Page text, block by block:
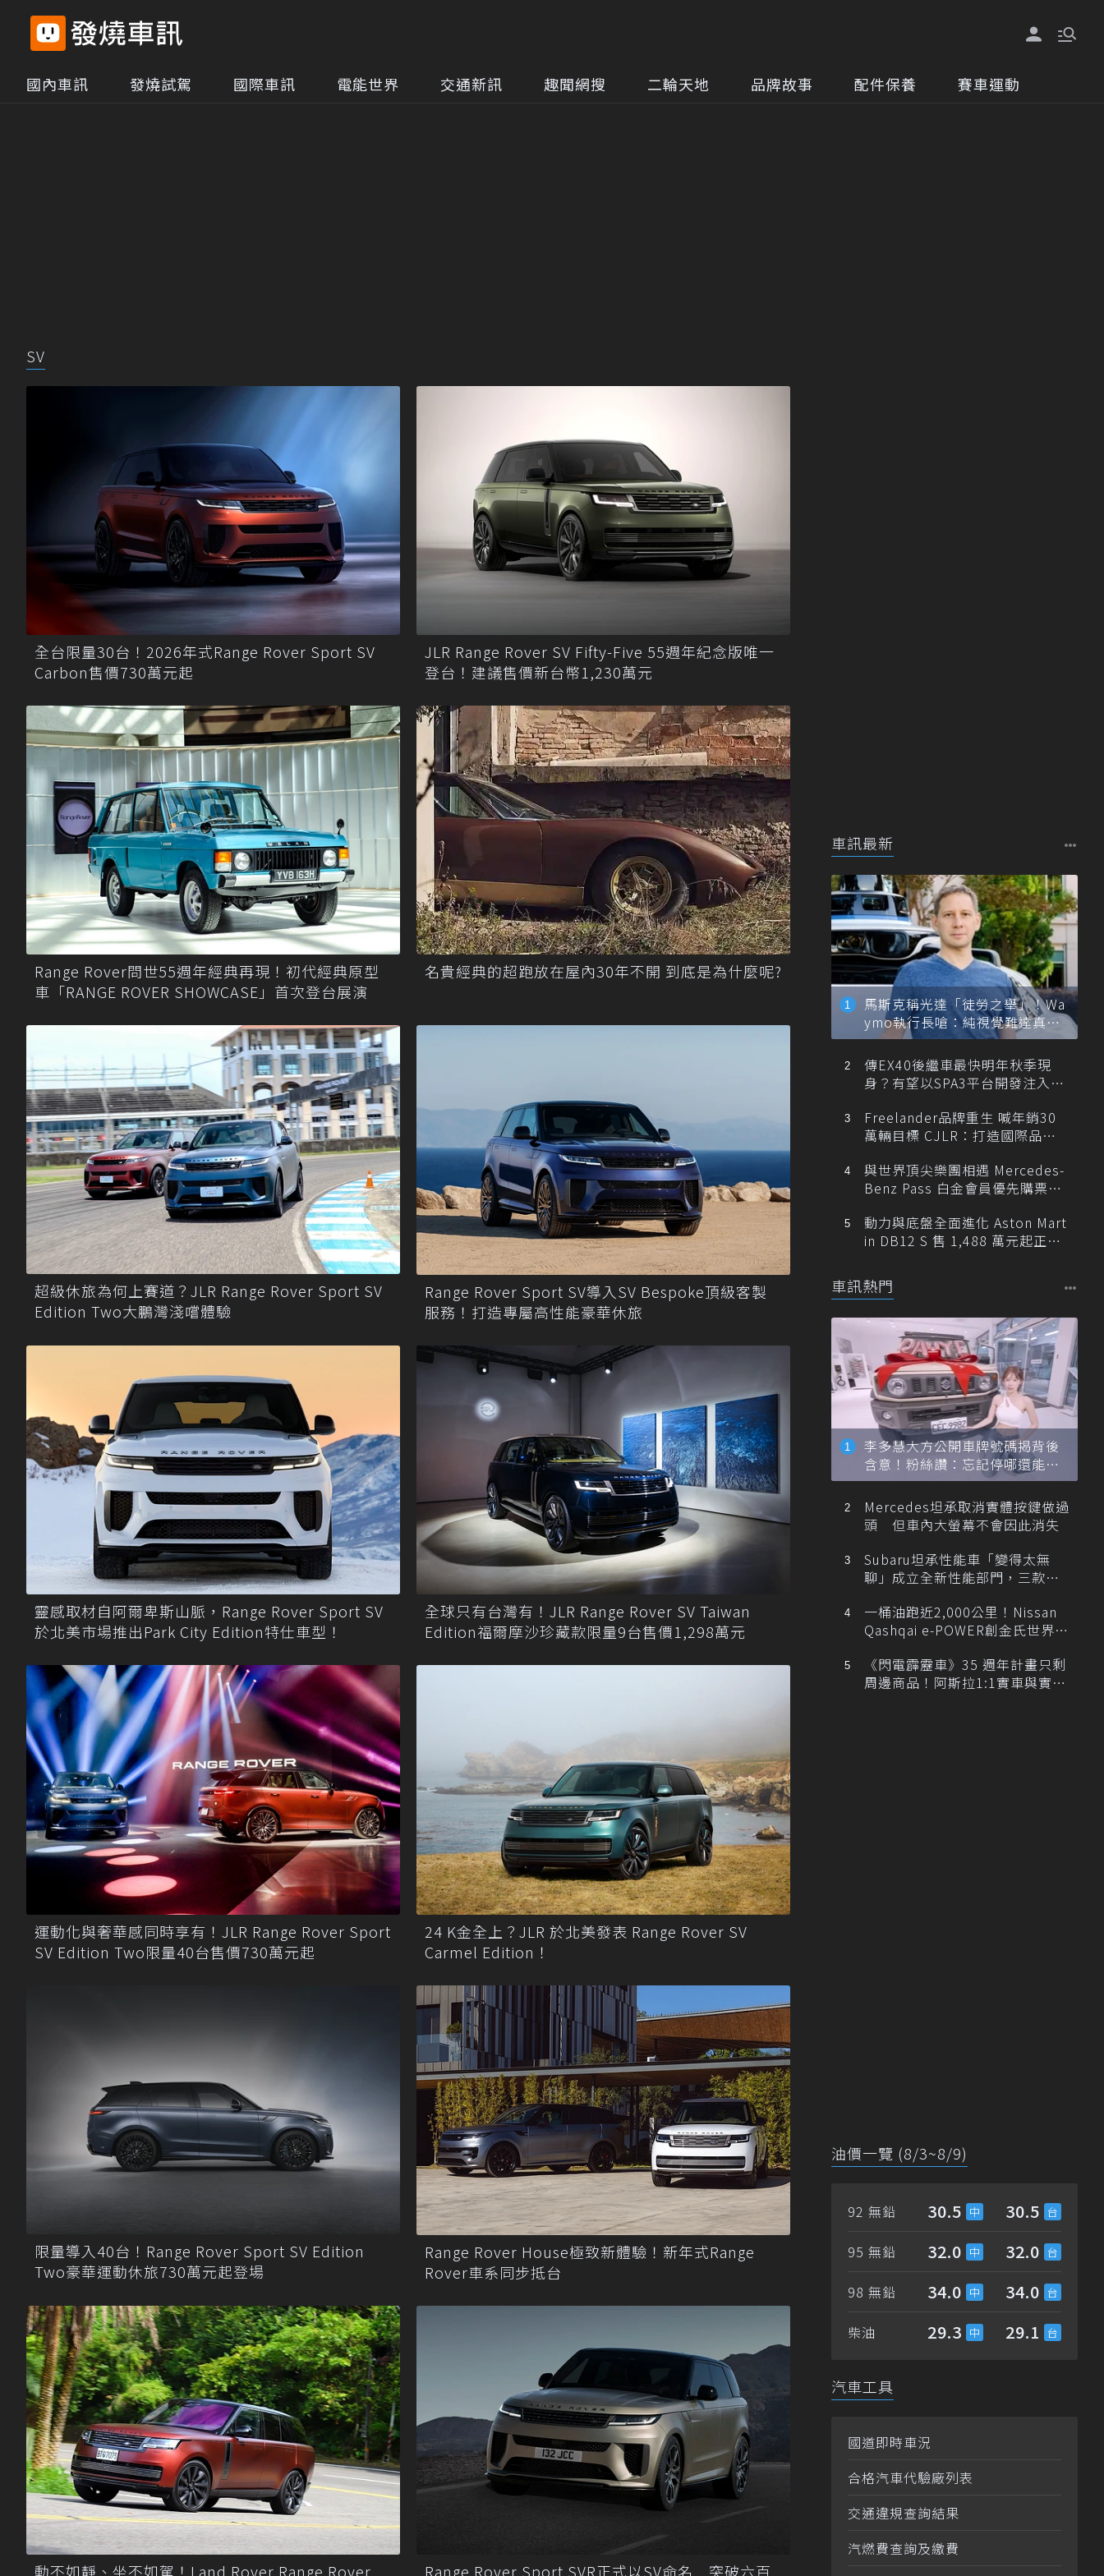
國內車訊 發燒試駕 國際車訊 電能世界 交通新訊 趣聞網搜 二輪天地 品牌故事 配件保養 賽車運動
SV
全台限量30台！2026年式Range Rover Sport SV
Carbon售價730萬元起
JLR Range Rover SV Fifty-Five 55週年紀念版唯一
登台！建議售價新台幣1,230萬元
Range Rover問世55週年經典再現！初代經典原型
車「RANGE ROVER SHOWCASE」首次登台展演
名貴經典的超跑放在屋內30年不開 到底是為什麼呢?
超級休旅為何上賽道？JLR Range Rover Sport SV
Edition Two大鵬灣淺嚐體驗
Range Rover Sport SV導入SV Bespoke頂級客製
服務！打造專屬高性能豪華休旅
靈感取材自阿爾卑斯山脈，Range Rover Sport SV
於北美市場推出Park City Edition特仕車型！
全球只有台灣有！JLR Range Rover SV Taiwan
Edition福爾摩沙珍藏款限量9台售價1,298萬元
運動化與奢華感同時享有！JLR Range Rover Sport
SV Edition Two限量40台售價730萬元起
24 K金全上？JLR 於北美發表 Range Rover SV
Carmel Edition！
限量導入40台！Range Rover Sport SV Edition
Two豪華運動休旅730萬元起登場
Range Rover House極致新體驗！新年式Range
Rover車系同步抵台
動不如靜、坐不如駕！Land Rover Range Rover Range Rover Sport SVR正式以SV命名 突破六百
車訊最新
馬斯克稱光達「徒勞之舉」！Wa
ymo執行長嗆：純視覺難達真正
自動駕駛
傳EX40後繼車最快明年秋季現
身？有望以SPA3平台開發注入80
Freelander品牌重生 喊年銷30
萬輛目標 CJLR：打造國際品牌
與世界頂尖樂團相遇 Mercedes-
Benz Pass 白金會員優先購票維
動力與底盤全面進化 Aston Mart
in DB12 S 售 1,488 萬元起正式
車訊熱門
李多慧大方公開車牌號碼揭背後
含意！粉絲讚：忘記停哪還能幫
忙找車
Mercedes坦承取消實體按鍵做過
頭 但車內大螢幕不會因此消失
Subaru坦承性能車「變得太無
聊」成立全新性能部門，三款手
一桶油跑近2,000公里！Nissan
Qashqai e-POWER創金氏世界紀
《閃電霹靂車》35 週年計畫只剩
周邊商品！阿斯拉1:1實車與實體
油價一覽 (8/3~8/9)
92 無鉛 30.5 30.5
95 無鉛 32.0 32.0
98 無鉛 34.0 34.0
柴油 29.3 29.1
汽車工具
國道即時車況
合格汽車代驗廠列表
交通違規查詢結果
汽燃費查詢及繳費